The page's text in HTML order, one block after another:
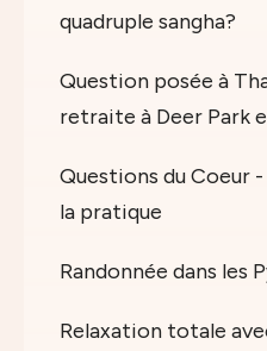
quadruple sangha?
Question posée à
retraite à Deer Park
Questions du Coeur
la pratique
Randonnée dans les
Relaxation totale